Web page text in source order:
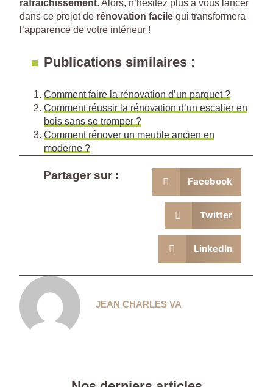
rafraîchissement. Alors, n’hésitez plus à vous lancer
dans ce projet de rénovation facile qui transformera
l’apparence de votre intérieur !
Publications similaires :
Comment faire la rénovation d’un parquet ?
Comment réussir la rénovation d’un escalier en
bois sans se tromper ?
Comment rénover un meuble ancien en
moderne ?
Partager sur : Facebook
Twitter
LinkedIn
JEAN CHARLES VA